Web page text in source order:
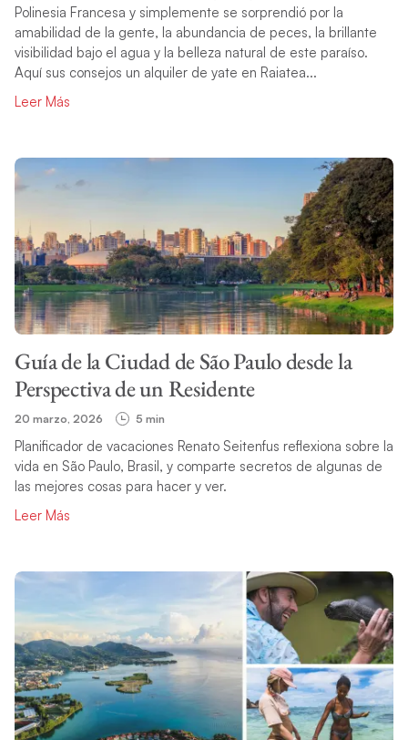
Polinesia Francesa y simplemente se sorprendió por la
amabilidad de la gente, la abundancia de peces, la brillante
visibilidad bajo el agua y la belleza natural de este paraíso.
Aquí sus consejos un alquiler de yate en Raiatea...
Leer Más
Guía de la Ciudad de São Paulo desde la
Perspectiva de un Residente
20 marzo, 2026 5 min
Planificador de vacaciones Renato Seitenfus reflexiona sobre la
vida en São Paulo, Brasil, y comparte secretos de algunas de
las mejores cosas para hacer y ver.
Leer Más